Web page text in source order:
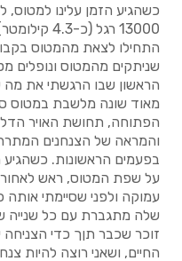
13000 רגל
התחילו לצאת מהמטוס
שניתקים מהמטוס
הראשון שבו הרגשתי את
מאוד שונה מלשבת במטוס
הפתוחה, תחושת האויר
והמראה של הצנחנים
בפעמים הראשונות. כשהגיע
על שפת המטוס, ראש
עמוקה ולפני שסיימתי אותה
זוכר שכבר תןך כדי הצניחה